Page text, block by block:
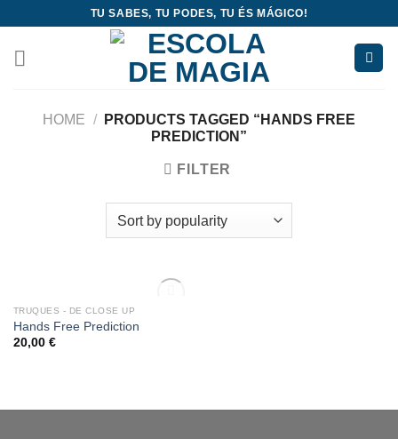
content
TU SABES, TU PODES, TU ÉS MÁGICO!
HOME /
PRODUCTS TAGGED “HANDS FREE
PREDICTION”
FILTER
OUT OF STOCK
TRUQUES - DE CLOSE UP
Hands Free Prediction
20,00 €